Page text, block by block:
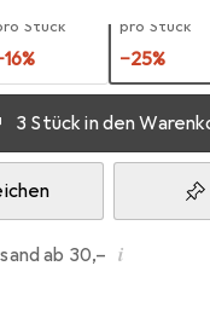
Stück
16%
pro Stück
−25%
3 Stück in den
ab 30,– i